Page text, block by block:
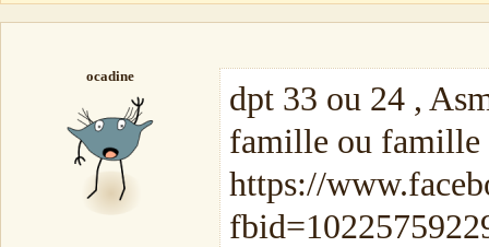
ocadine
dpt 33 ou 24 ,
famille ou
https://